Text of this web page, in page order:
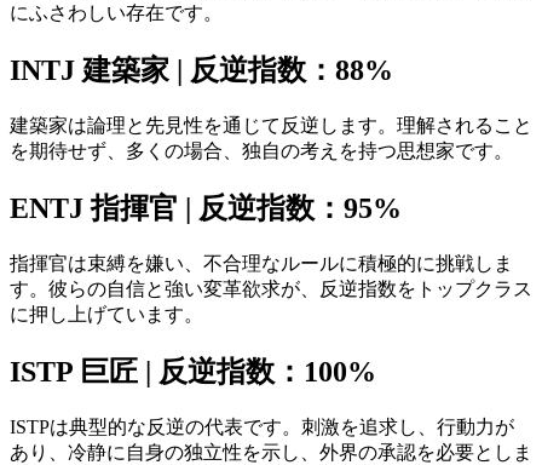
にふさわしい存在です。
INTJ 建築家 | 反逆指数：88%
建築家は論理と先見性を通じて反逆します。理解されること
を期待せず、多くの場合、独自の考えを持つ思想家です。
ENTJ 指揮官 | 反逆指数：95%
指揮官は束縛を嫌い、不合理なルールに積極的に挑戦しま
す。彼らの自信と強い変革欲求が、反逆指数をトップクラス
に押し上げています。
ISTP 巨匠 | 反逆指数：100%
ISTPは典型的な反逆の代表です。刺激を追求し、行動力が
あり、冷静に自身の独立性を示し、外界の承認を必要としま